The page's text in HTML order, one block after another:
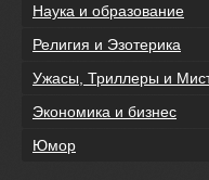
Наука и образование
Религия и Эзотерика
Ужасы, Триллеры и
Экономика и бизнес
Юмор